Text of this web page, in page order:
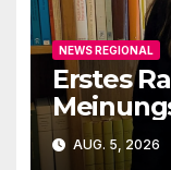
NEWS REGIONAL
Erstes
AUG. 5, 2026